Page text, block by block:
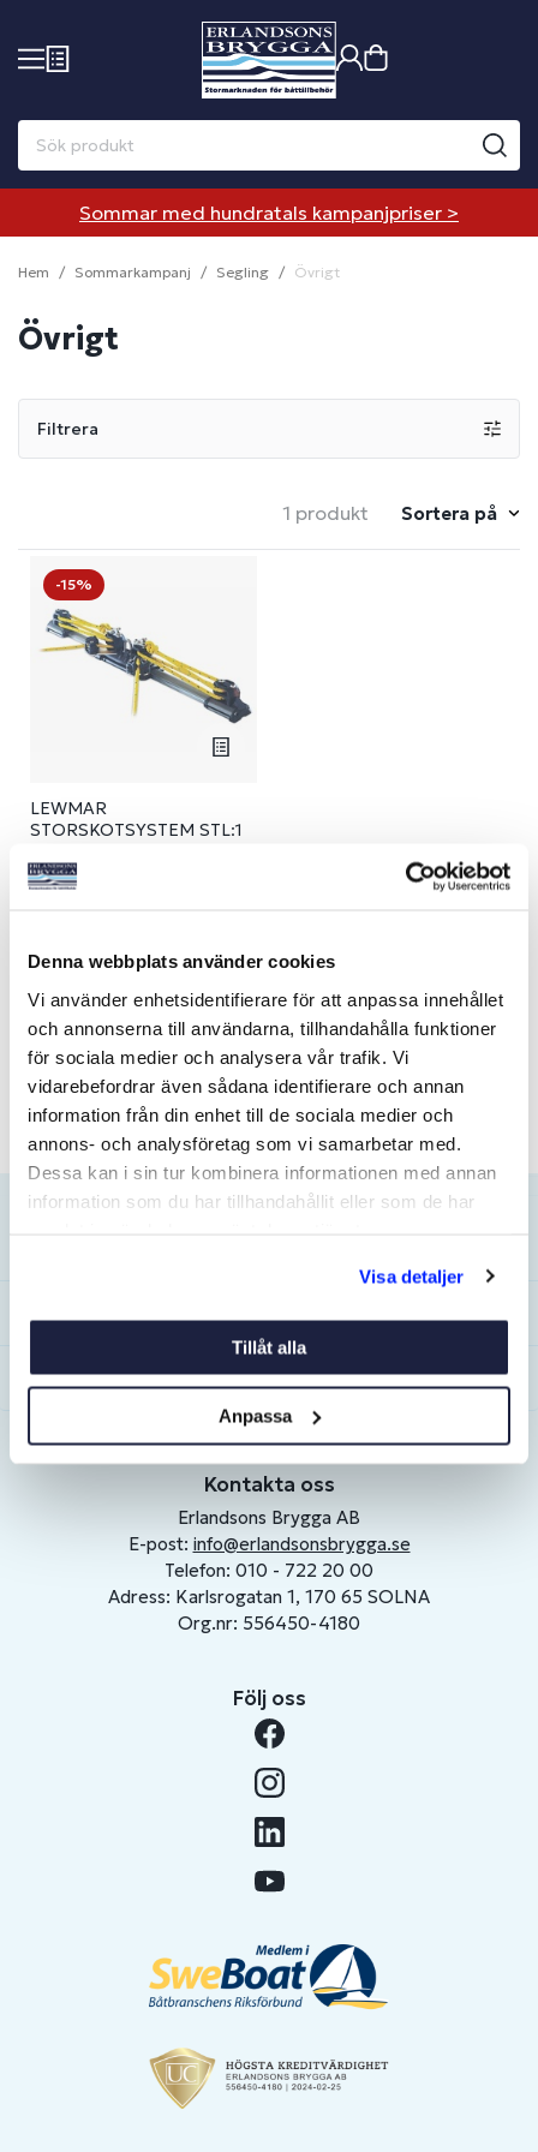
Denna webbplats använder cookies
Vi använder enhetsidentifierare för att anpassa innehållet
och annonserna till användarna, tillhandahålla funktioner
för sociala medier och analysera vår trafik. Vi
vidarebefordrar även sådana identifierare och annan
information från din enhet till de sociala medier och
annons- och analysföretag som vi samarbetar med.
Dessa kan i sin tur kombinera informationen med annan
information som du har tillhandahållit eller som de har
Visa detaljer
Tillåt alla
Anpassa
Sommar med hundratals kampanjpriser >
Hem Sommarkampanj Segling Övrigt
Övrigt
Filtrera
1 produkt Sortera på
-15%
LEWMAR
STORSKOTSYSTEM STL:1
8 490 kr
Köp
Mitt konto
Om Erlandsons
Kontakta oss
Erlandsons Brygga AB
E-post: info@erlandsonsbrygga.se
Telefon: 010 - 722 20 00
Adress: Karlsrogatan 1, 170 65 SOLNA
Org.nr: 556450-4180
Följ oss